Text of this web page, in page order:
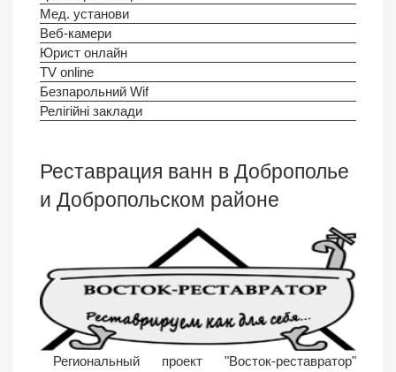
Мед. установи
Веб-камери
Юрист онлайн
TV online
Безпарольний Wif
Релігійні заклади
Реставрация ванн в Доброполье
и Добропольском районе
Региональный проект "Восток-реставратор"